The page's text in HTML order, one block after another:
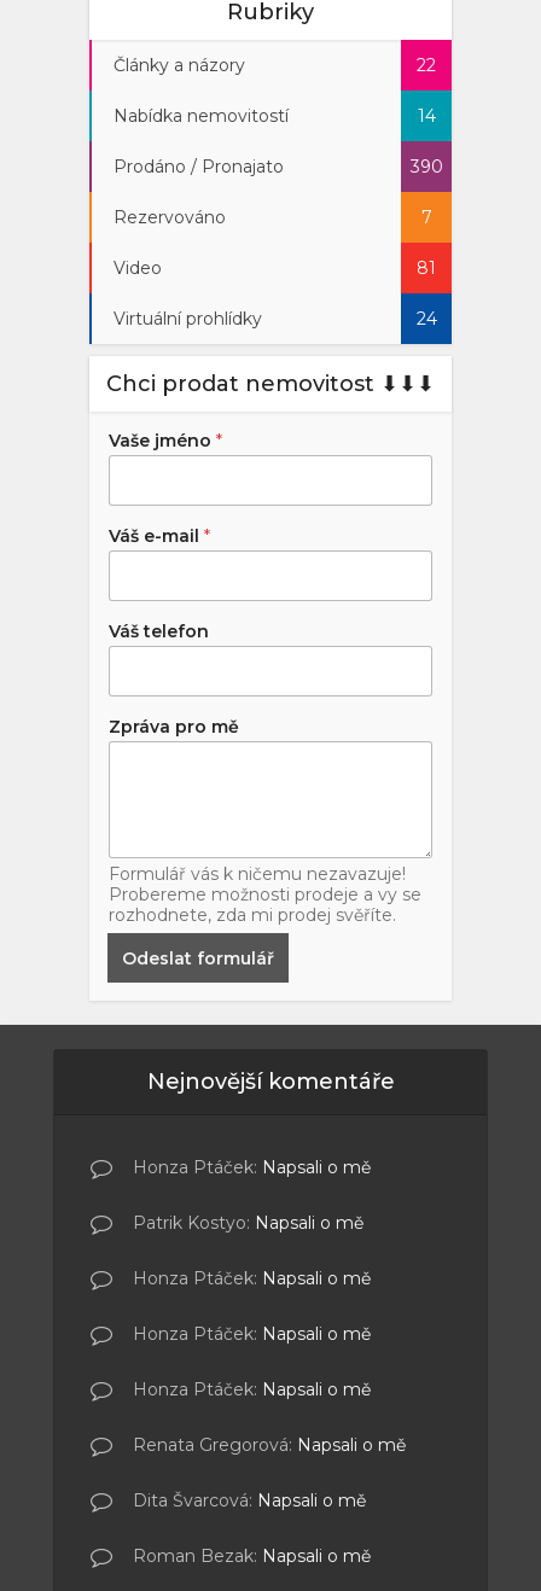
Rubriky
Články a názory 22
Nabídka nemovitostí 14
Prodáno / Pronajato 390
Rezervováno 7
Video 81
Virtuální prohlídky 24
Chci prodat nemovitost ⬇︎⬇︎⬇︎
Vaše jméno *
Váš e-mail *
Váš telefon
Zpráva pro mě
Formulář vás k ničemu nezavazuje!
Probereme možnosti prodeje a vy se
rozhodnete, zda mi prodej svěříte.
Odeslat formulář
Nejnovější komentáře
Honza Ptáček: Napsali o mě
Patrik Kostyo: Napsali o mě
Honza Ptáček: Napsali o mě
Honza Ptáček: Napsali o mě
Honza Ptáček: Napsali o mě
Renata Gregorová: Napsali o mě
Dita Švarcová: Napsali o mě
Roman Bezak: Napsali o mě